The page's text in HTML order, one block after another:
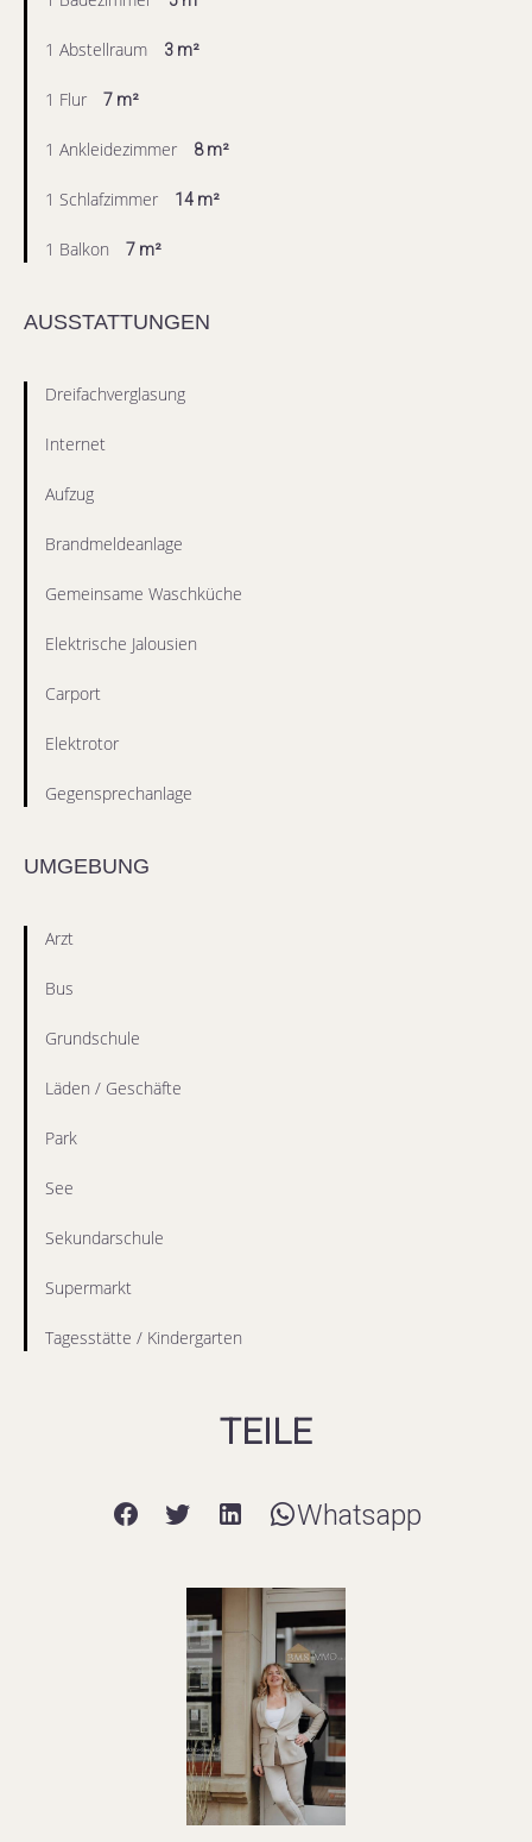
1 Abstellraum 3 m²
1 Flur 7 m²
1 Ankleidezimmer 8 m²
1 Schlafzimmer 14 m²
1 Balkon 7 m²
AUSSTATTUNGEN
Dreifachverglasung
Internet
Aufzug
Brandmeldeanlage
Gemeinsame Waschküche
Elektrische Jalousien
Carport
Elektrotor
Gegensprechanlage
UMGEBUNG
Arzt
Bus
Grundschule
Läden / Geschäfte
Park
See
Sekundarschule
Supermarkt
Tagesstätte / Kindergarten
TEILE
Whatsapp